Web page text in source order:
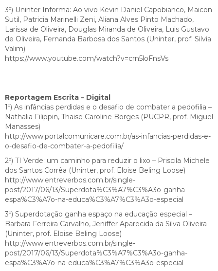
3º) Uninter Informa: Ao vivo Kevin Daniel Capobianco, Maicon
Sutil, Patricia Marinelli Zeni, Aliana Alves Pinto Machado,
Larissa de Oliveira, Douglas Miranda de Oliveira, Luis Gustavo
de Oliveira, Fernanda Barbosa dos Santos (Uninter, prof. Silvia
Valim)
https://www.youtube.com/watch?v=crn5loFnsVs
Reportagem Escrita – Digital
1º) As infâncias perdidas e o desafio de combater a pedofilia –
Nathalia Filippin, Thaise Caroline Borges (PUCPR, prof. Miguel
Manasses)
http://www.portalcomunicare.com.br/as-infancias-perdidas-e-
o-desafio-de-combater-a-pedofilia/
2º) TI Verde: um caminho para reduzir o lixo – Priscila Michele
dos Santos Corrêa (Uninter, prof. Eloise Beling Loose)
http://www.entreverbos.com.br/single-
post/2017/06/13/Superdota%C3%A7%C3%A3o-ganha-
espa%C3%A7o-na-educa%C3%A7%C3%A3o-especial
3º) Superdotação ganha espaço na educação especial –
Barbara Ferreira Carvalho, Jeniffer Aparecida da Silva Oliveira
(Uninter, prof. Eloise Beling Loose)
http://www.entreverbos.com.br/single-
post/2017/06/13/Superdota%C3%A7%C3%A3o-ganha-
espa%C3%A7o-na-educa%C3%A7%C3%A3o-especial